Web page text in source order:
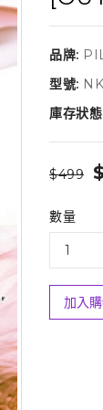
品牌:
型號:
庫存狀
$499
數量
加入